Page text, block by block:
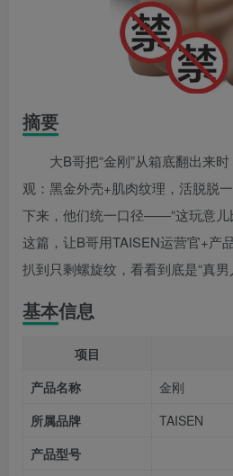
摘要
大B哥把“金刚”从箱底翻出来
观：黑金外壳+肌肉纹理，活脱脱
下来，他们统一口径——“这玩意儿
这篇，让B哥用TAISEN运营官+产
扒到只剩螺旋纹，看看到底是“真男
基本信息
项目
产品名称
金刚
所属品牌
TAISEN
产品型号